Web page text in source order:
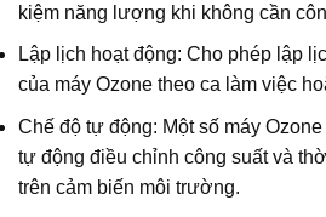
kiệm năng lượng khi không cần
Lập lịch hoạt động: Cho phép lập
của máy Ozone theo ca làm việc
Chế độ tự động: Một số máy
tự động điều chỉnh công suất và
trên cảm biến môi trường.